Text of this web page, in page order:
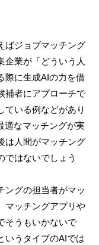
ばジョブマッチング
企業が「どういう人
際に生成AIの力を借
補者にアプローチで
ている例などがあり
適なマッチングが実
は人間がマッチング
ではないでしょう
ングの担当者がマッ
マッチングアプリや
そうもいかないで
いうタイプのAIでは